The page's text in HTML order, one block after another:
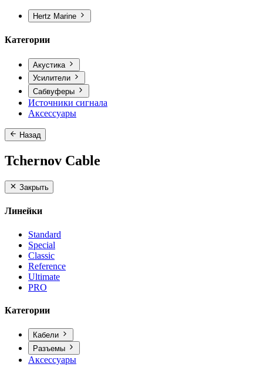
Hertz Marine
Категории
Акустика
Усилители
Сабвуферы
Источники сигнала
Аксессуары
Назад
Tchernov Cable
Закрыть
Линейки
Standard
Special
Classic
Reference
Ultimate
PRO
Категории
Кабели
Разъемы
Аксессуары